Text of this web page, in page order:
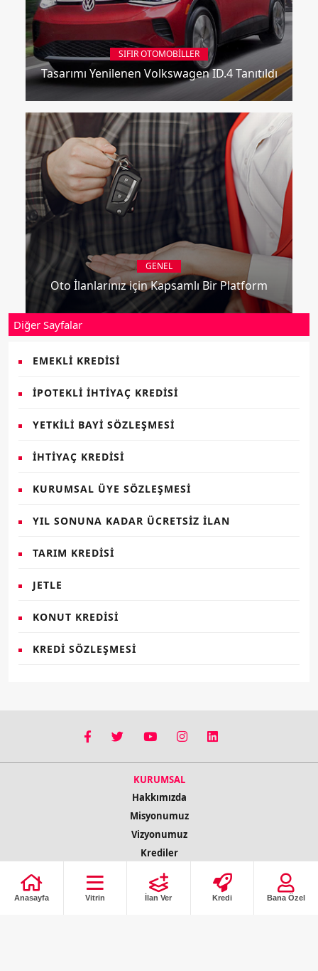
SIFIR OTOMOBILLER
Tasarımı Yenilenen Volkswagen ID.4 Tanıtıldı
GENEL
Oto İlanlarınız için Kapsamlı Bir Platform
Diğer Sayfalar
EMEKLI KREDISI
İPOTEKLI İHTIYAÇ KREDISI
YETKILI BAYI SÖZLEŞMESI
İHTIYAÇ KREDISI
KURUMSAL ÜYE SÖZLEŞMESI
YIL SONUNA KADAR ÜCRETSIZ İLAN
TARIM KREDISI
JETLE
KONUT KREDISI
KREDI SÖZLEŞMESI
KURUMSAL
Hakkımızda
Misyonumuz
Vizyonumuz
Krediler
Sigortalar
Bloglar
Anasayfa Vitrin İlan Ver Kredi Bana Özel